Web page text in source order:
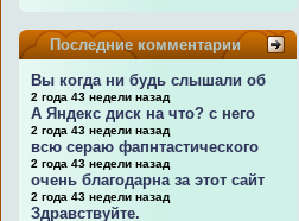
Последние комментарии
Вы когда ни будь слышали об
2 года 43 недели назад
А Яндекс диск на что? с него
2 года 43 недели назад
всю сераю фапнтастического
2 года 43 недели назад
очень благодарна за этот сайт
2 года 43 недели назад
Здравствуйте.